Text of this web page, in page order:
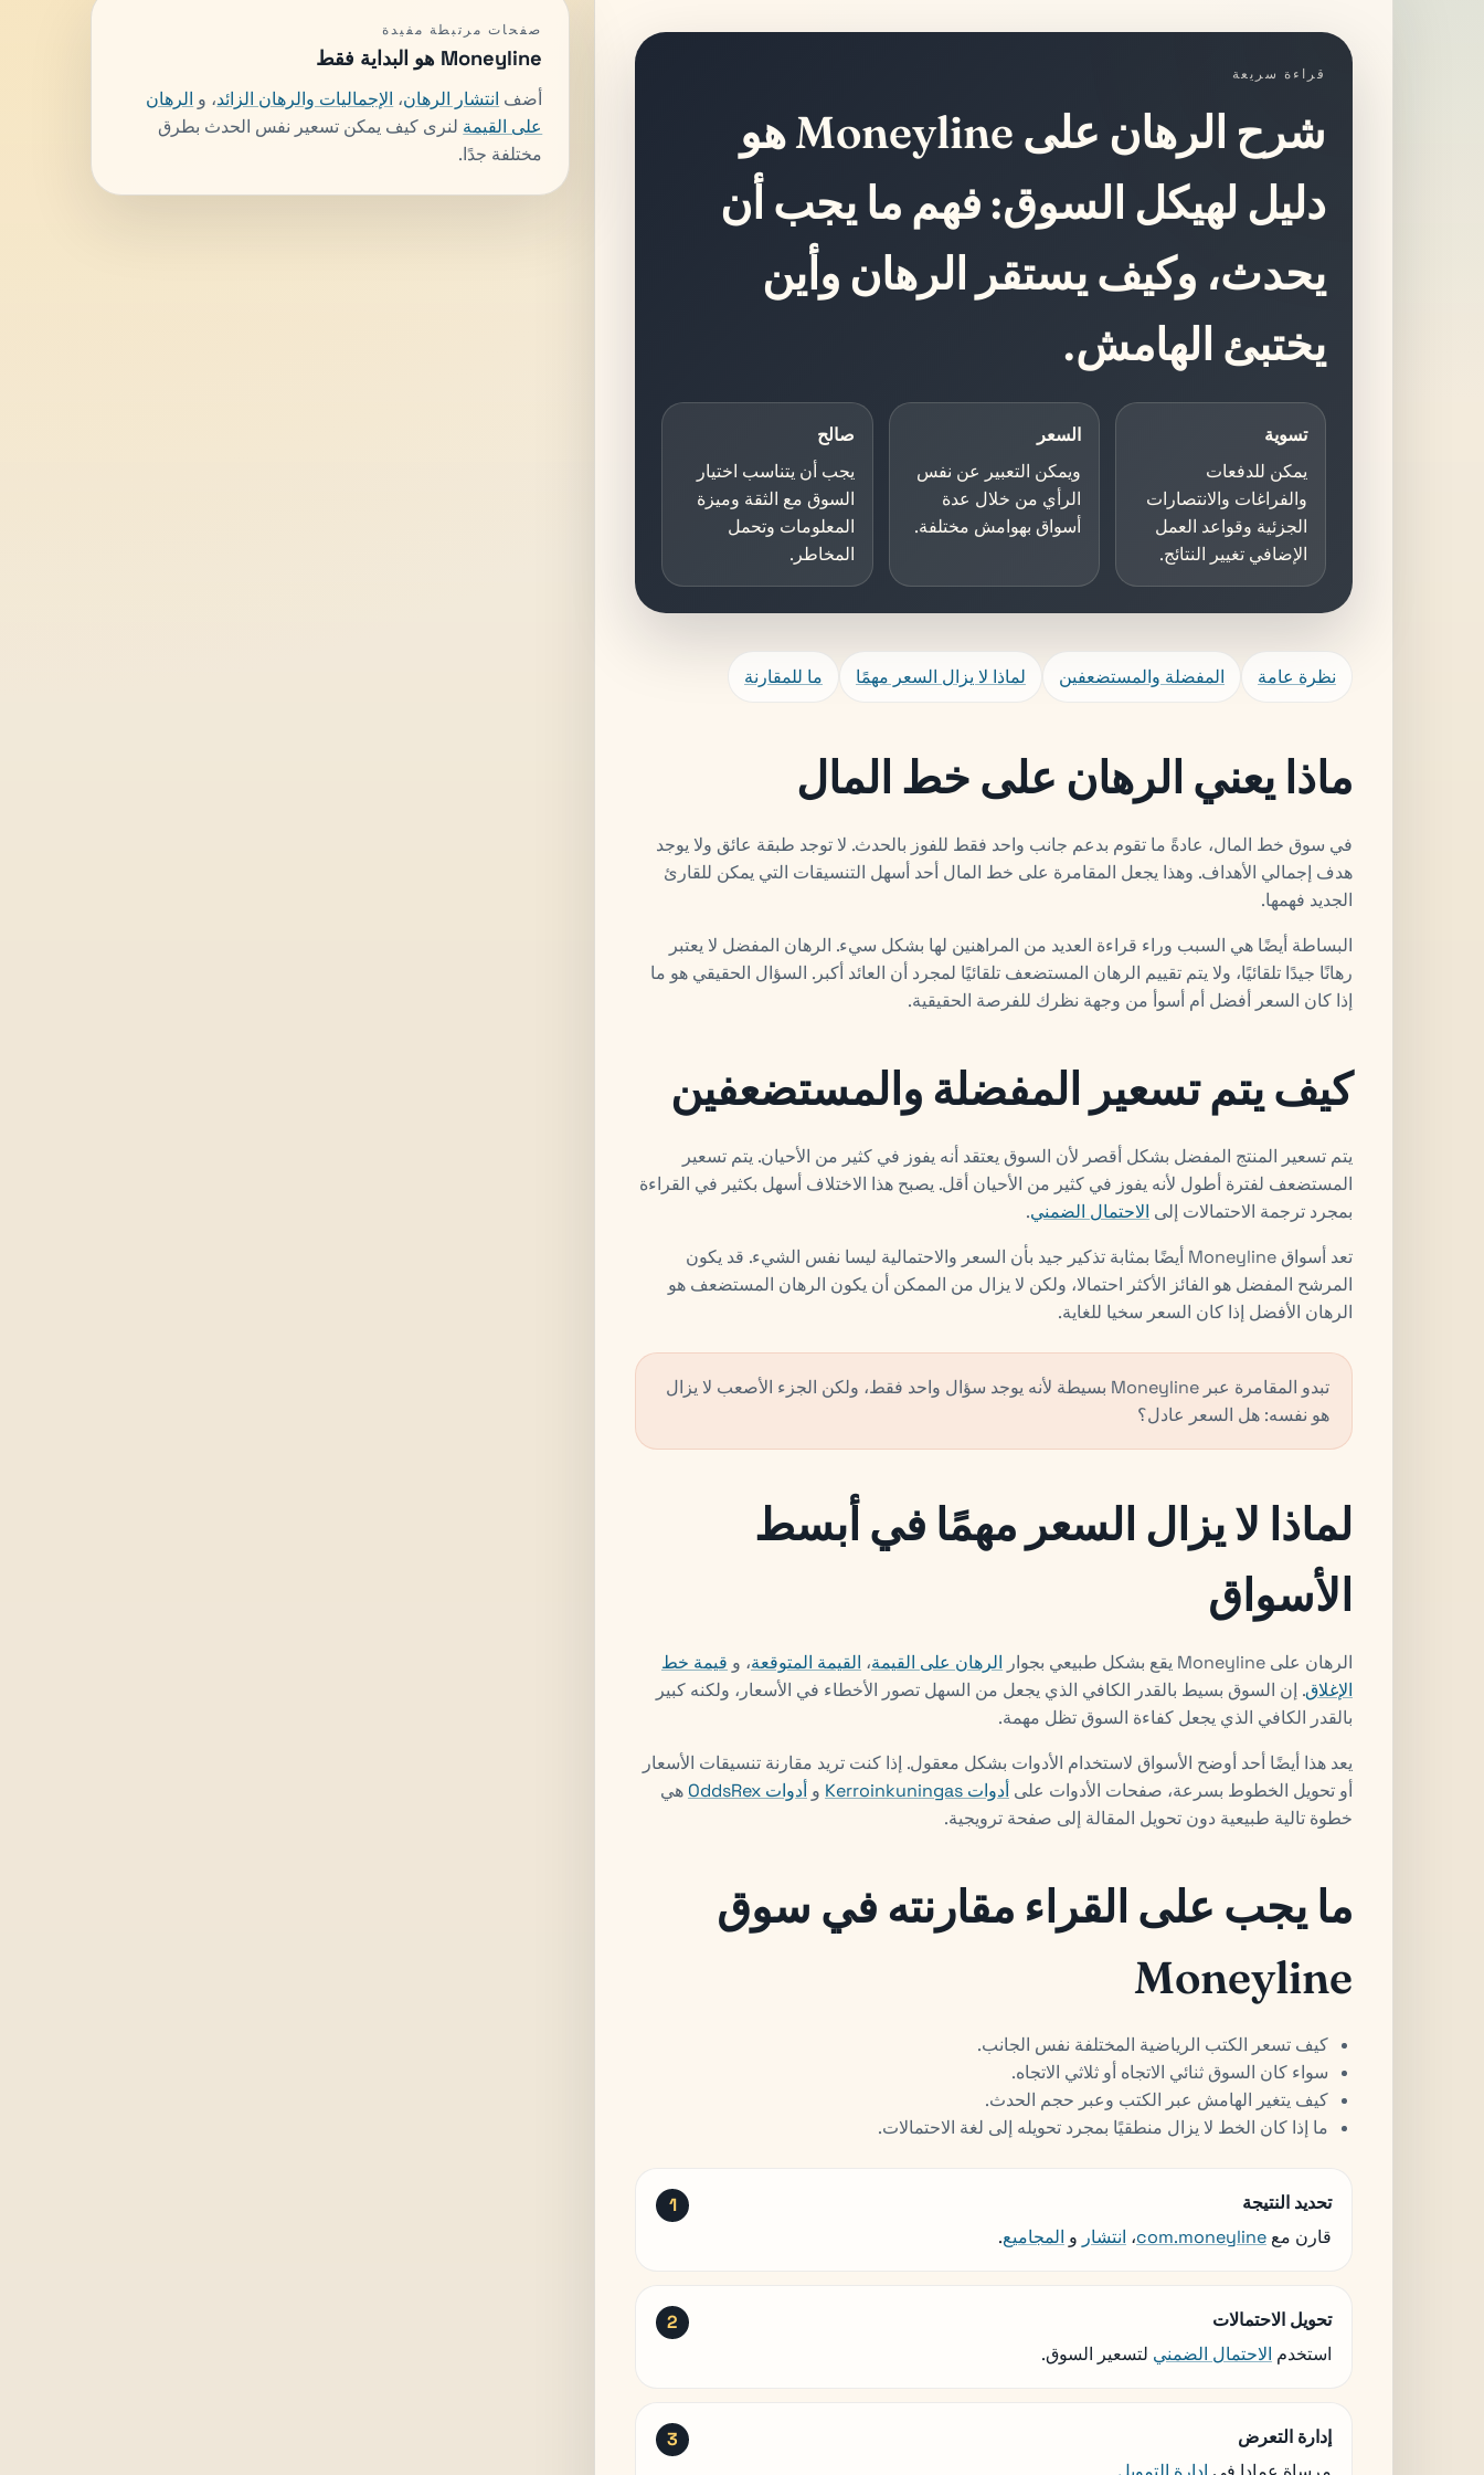
قراءة سريعة
شرح الرهان على Moneyline هو
دليل لهيكل السوق: فهم ما يجب أن
يحدث، وكيف يستقر الرهان وأين
يختبئ الهامش.
تسوية
يمكن للدفعات
والفراغات والانتصارات
الجزئية وقواعد العمل
الإضافي تغيير النتائج.
السعر
ويمكن التعبير عن نفس
الرأي من خلال عدة
أسواق بهوامش مختلفة.
صالح
يجب أن يتناسب اختيار
السوق مع الثقة وميزة
المعلومات وتحمل
المخاطر.
نظرة عامة المفضلة والمستضعفين لماذا لا يزال السعر مهمًا ما للمقارنة
ماذا يعني الرهان على خط المال
في سوق خط المال، عادةً ما تقوم بدعم جانب واحد فقط للفوز بالحدث. لا توجد طبقة عائق ولا يوجد
هدف إجمالي الأهداف. وهذا يجعل المقامرة على خط المال أحد أسهل التنسيقات التي يمكن للقارئ
الجديد فهمها.
البساطة أيضًا هي السبب وراء قراءة العديد من المراهنين لها بشكل سيء. الرهان المفضل لا يعتبر
رهانًا جيدًا تلقائيًا، ولا يتم تقييم الرهان المستضعف تلقائيًا لمجرد أن العائد أكبر. السؤال الحقيقي هو ما
إذا كان السعر أفضل أم أسوأ من وجهة نظرك للفرصة الحقيقية.
كيف يتم تسعير المفضلة والمستضعفين
يتم تسعير المنتج المفضل بشكل أقصر لأن السوق يعتقد أنه يفوز في كثير من الأحيان. يتم تسعير
المستضعف لفترة أطول لأنه يفوز في كثير من الأحيان أقل. يصبح هذا الاختلاف أسهل بكثير في القراءة
بمجرد ترجمة الاحتمالات إلى الاحتمال الضمني.
تعد أسواق Moneyline أيضًا بمثابة تذكير جيد بأن السعر والاحتمالية ليسا نفس الشيء. قد يكون
المرشح المفضل هو الفائز الأكثر احتمالا، ولكن لا يزال من الممكن أن يكون الرهان المستضعف هو
الرهان الأفضل إذا كان السعر سخيا للغاية.
تبدو المقامرة عبر Moneyline بسيطة لأنه يوجد سؤال واحد فقط، ولكن الجزء الأصعب لا يزال
هو نفسه: هل السعر عادل؟
لماذا لا يزال السعر مهمًا في أبسط
الأسواق
الرهان على Moneyline يقع بشكل طبيعي بجوار الرهان على القيمة، القيمة المتوقعة، و قيمة خط
الإغلاق. إن السوق بسيط بالقدر الكافي الذي يجعل من السهل تصور الأخطاء في الأسعار، ولكنه كبير
بالقدر الكافي الذي يجعل كفاءة السوق تظل مهمة.
يعد هذا أيضًا أحد أوضح الأسواق لاستخدام الأدوات بشكل معقول. إذا كنت تريد مقارنة تنسيقات الأسعار
أو تحويل الخطوط بسرعة، صفحات الأدوات على أدوات Kerroinkuningas و أدوات OddsRex
هي
خطوة تالية طبيعية دون تحويل المقالة إلى صفحة ترويجية.
ما يجب على القراء مقارنته في سوق
Moneyline
كيف تسعر الكتب الرياضية المختلفة نفس الجانب.
سواء كان السوق ثنائي الاتجاه أو ثلاثي الاتجاه.
كيف يتغير الهامش عبر الكتب وعبر حجم الحدث.
ما إذا كان الخط لا يزال منطقيًا بمجرد تحويله إلى لغة الاحتمالات.
تحديد النتيجة
قارن مع com.moneyline، انتشار و المجاميع.
تحويل الاحتمالات
استخدم الاحتمال الضمني لتسعير السوق.
إدارة التعرض
صفحات مرتبطة مفيدة
Moneyline هو البداية فقط
أضف انتشار الرهان، الإجماليات والرهان الزائد، و الرهان
على القيمة لنرى كيف يمكن تسعير نفس الحدث بطرق
مختلفة جدًا.